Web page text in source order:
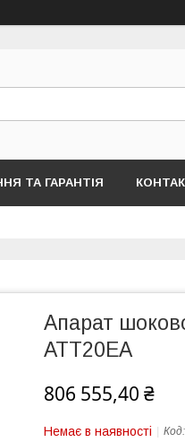
ТА ГАРАНТІЯ
Апарат
ATT20EA
806 555,40 ₴
Немає в наявності Код: